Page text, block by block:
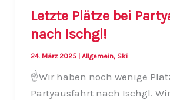
Letzte Plätze bei
nach Ischgl!
24. März 2025 Allgemein, Ski
☝️Wir haben noch wenige
Partyausfahrt nach Ischgl.